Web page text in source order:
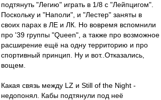
подтянуть "Легию" играть в 1/8 с "Лейпцигом".
Поскольку и "Наполи", и "Лестер" заняты в
своих парах в ЛЕ и ЛК. Но вовремя вспомнили
про '39 группы "Queen", а также про возможное
расширение ещё на одну территорию и про
спортивный принцип. Ну и вот..Отказались,
вощем.
Какая связь между LZ и Still of the Night -
недопонял. Кабы подтянули под неё